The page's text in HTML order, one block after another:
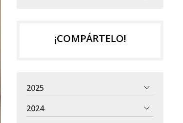
¡COMPÁRTELO!
2025
2024